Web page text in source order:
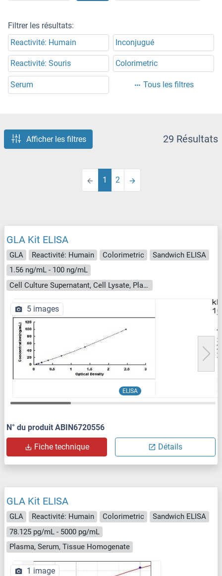
Filtrer les résultats:
Reactivité: Humain
Inconjugué
Reactivité: Souris Colorimetric
Serum Tous les filtres
Afficher les filtres 29 Résultats
1 2
GLA Kit ELISA
GLA Reactivité: Humain Colorimetric
Sandwich ELISA
1.56 ng/mL - 100 ng/mL
Cell Culture Supernatant, Cell Lysate, Plasma, Serum, Tissue Homogenate
ELISA
5 images
N° du produit ABIN6720556
Fiche technique Détails
GLA Kit ELISA
GLA Reactivité: Humain Colorimetric
Sandwich ELISA
78.125 pg/mL - 5000 pg/mL
Plasma, Serum, Tissue Homogenate
1 image